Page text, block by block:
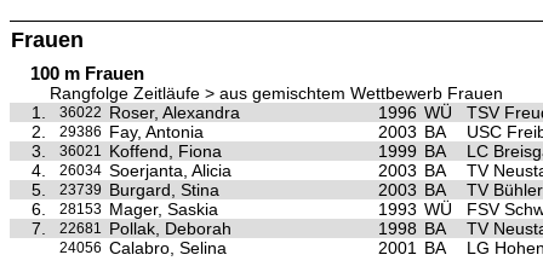
Frauen
100 m Frauen
Rangfolge Zeitläufe > aus gemischtem Wettbewerb Frauen
1.
36022 Roser, Alexandra 1996 WÜ
TSV
2.
29386 Fay, Antonia 2003 BA
USC
3.
36021 Koffend, Fiona 1999 BA
LC
4.
26034 Soerjanta, Alicia 2003 BA
TV
5.
23739 Burgard, Stina 2003 BA
TV
6.
28153 Mager, Saskia 1993 WÜ
FSV
7.
22681 Pollak, Deborah 1998 BA TV
24056 Calabro, Selina 2001 BA LG